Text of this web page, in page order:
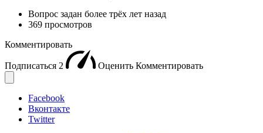
Вопрос задан более трёх лет назад
369 просмотров
Комментировать
Подписаться 2 Оценить Комментировать
Facebook
Вконтакте
Twitter